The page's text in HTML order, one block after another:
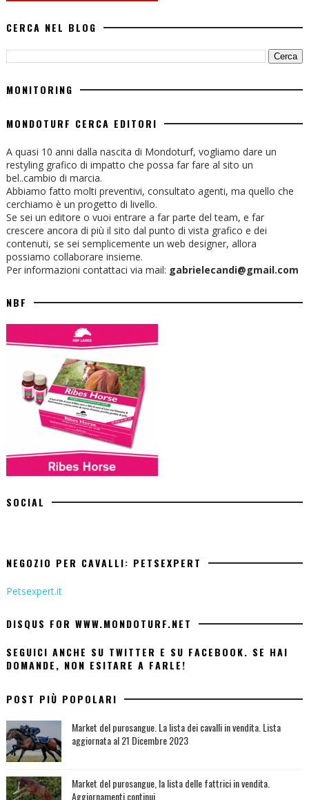
CERCA NEL BLOG
MONITORING
MONDOTURF CERCA EDITORI
A quasi 10 anni dalla nascita di Mondoturf, vogliamo dare un
restyling grafico di impatto che possa far fare al sito un
bel..cambio di marcia.
Abbiamo fatto molti preventivi, consultato agenti, ma quello che
cerchiamo è un progetto di livello.
Se sei un editore o vuoi entrare a far parte del team, e far
crescere ancora di più il sito dal punto di vista grafico e dei
contenuti, se sei semplicemente un web designer, allora
possiamo collaborare insieme.
Per informazioni contattaci via mail: gabrielecandi@gmail.com
NBF
SOCIAL
NEGOZIO PER CAVALLI: PETSEXPERT
Petsexpert.it
DISQUS FOR WWW.MONDOTURF.NET
SEGUICI ANCHE SU TWITTER E SU FACEBOOK. SE HAI
DOMANDE, NON ESITARE A FARLE!
POST PIÙ POPOLARI
Market del purosangue. La lista dei cavalli in vendita. Lista
aggiornata al 21 Dicembre 2023
Market del purosangue, la lista delle fattrici in vendita.
Aggiornamenti continui